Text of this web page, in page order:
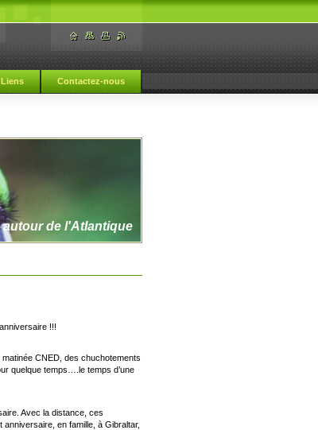
Liens Contactez-nous
autour de l'Atlantique
!!!
CNED, des chuchotements
quelque temps….le temps d’une
Avec la distance, ces
anniversaire, en famille, à Gibraltar,